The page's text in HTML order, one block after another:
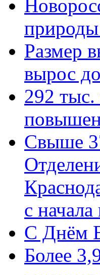
Размер
вырос
292 тыс.
Свыше
с начала
C Днём
Более